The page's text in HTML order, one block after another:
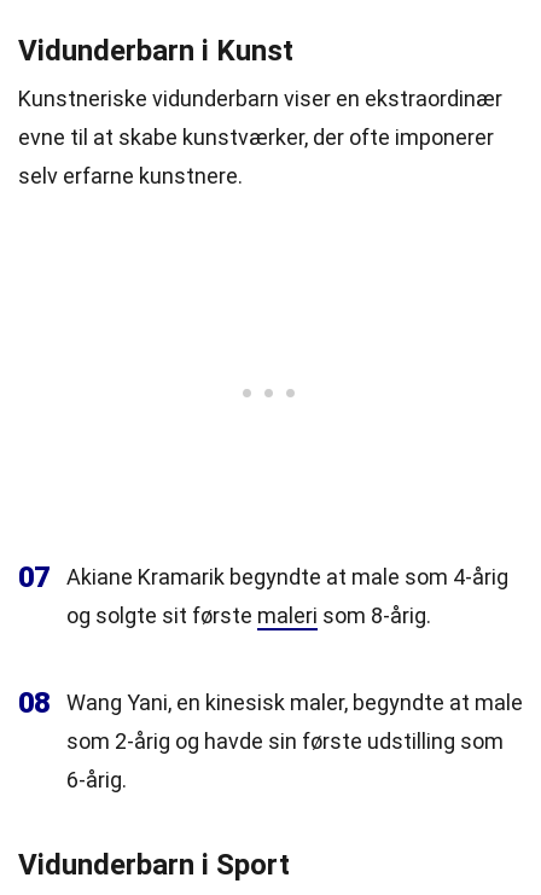
Vidunderbarn i Kunst
Kunstneriske vidunderbarn viser en ekstraordinær
evne til at skabe kunstværker, der ofte imponerer
selv erfarne kunstnere.
07
Akiane Kramarik begyndte at male som 4-årig
og solgte sit første maleri som 8-årig.
08
Wang Yani, en kinesisk maler, begyndte at male
som 2-årig og havde sin første udstilling som
6-årig.
Vidunderbarn i Sport